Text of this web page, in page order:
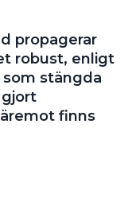
propagerar
robust, enligt
stängda
finns